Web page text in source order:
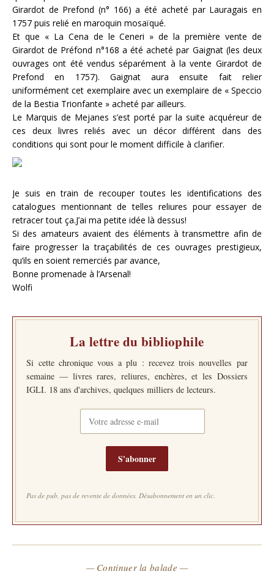
Girardot de Prefond (n° 166) a été acheté par Lauragais en
1757 puis relié en maroquin mosaïqué.
Et que « La Cena de le Ceneri » de la première vente de
Girardot de Préfond n°168 a été acheté par Gaignat (les deux
ouvrages ont été vendus séparément à la vente Girardot de
Prefond en 1757). Gaignat aura ensuite fait relier
uniformément cet exemplaire avec un exemplaire de « Speccio
de la Bestia Trionfante » acheté par ailleurs.
Le Marquis de Mejanes s’est porté par la suite acquéreur de
ces deux livres reliés avec un décor différent dans des
conditions qui sont pour le moment difficile à clarifier.
Je suis en train de recouper toutes les identifications des
catalogues mentionnant de telles reliures pour essayer de
retracer tout ça.J’ai ma petite idée là dessus!
Si des amateurs avaient des éléments à transmettre afin de
faire progresser la traçabilités de ces ouvrages prestigieux,
qu’ils en soient remerciés par avance,
Bonne promenade à l’Arsenal!
Wolfi
La lettre du bibliophile
Si cette chronique vous a plu : recevez trois nouvelles par
semaine — livres rares, reliures, enchères, et les Dossiers
IGLI. 18 ans d'archives, quelques milliers de lecteurs.
S'abonner
Pas de pub, pas de revente de données. Désabonnement en un clic.
— Continuer la balade —